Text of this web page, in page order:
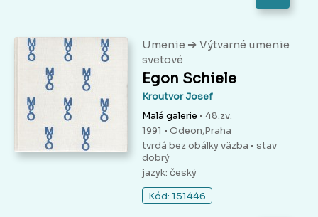
Umenie ➔ Výtvarné umenie
svetové
Egon Schiele
Kroutvor Josef
Malá galerie • 48.zv.
1991 • Odeon,Praha
tvrdá bez obálky väzba • stav
dobrý
jazyk: český
Kód: 151446